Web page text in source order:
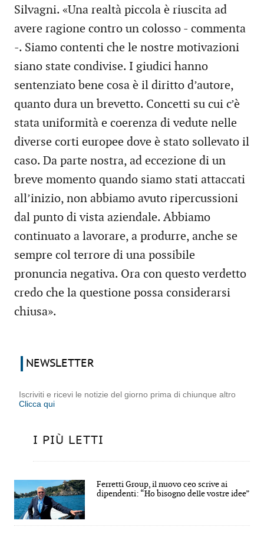
Silvagni. «Una realtà piccola è riuscita ad
avere ragione contro un colosso - commenta
-. Siamo contenti che le nostre motivazioni
siano state condivise. I giudici hanno
sentenziato bene cosa è il diritto d’autore,
quanto dura un brevetto. Concetti su cui c’è
stata uniformità e coerenza di vedute nelle
diverse corti europee dove è stato sollevato il
caso. Da parte nostra, ad eccezione di un
breve momento quando siamo stati attaccati
all’inizio, non abbiamo avuto ripercussioni
dal punto di vista aziendale. Abbiamo
continuato a lavorare, a produrre, anche se
sempre col terrore di una possibile
pronuncia negativa. Ora con questo verdetto
credo che la questione possa considerarsi
chiusa».
NEWSLETTER
Iscriviti e ricevi le notizie del giorno prima di chiunque altro
Clicca qui
I PIÙ LETTI
Ferretti Group, il nuovo ceo scrive ai
dipendenti: “Ho bisogno delle vostre idee”